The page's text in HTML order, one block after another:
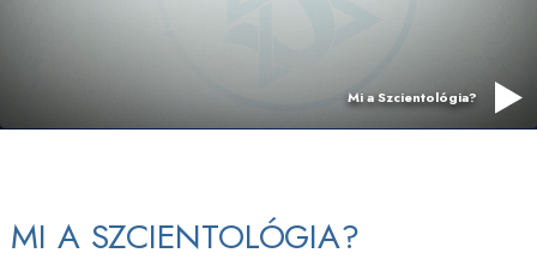
Mi a Szcientológia?
MI A SZCIENTOLÓGIA?